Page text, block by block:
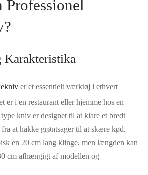
Professionel
er et essentielt værktøj i ethvert
er i en restaurant eller hjemme hos en
kniv er designet til at klare et bredt
at hakke grøntsager til at skære kød.
en 20 cm lang klinge, men længden kan
cm afhængigt af modellen og